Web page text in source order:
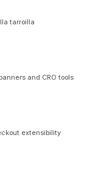
tarroilla
and CRO tools
extensibility